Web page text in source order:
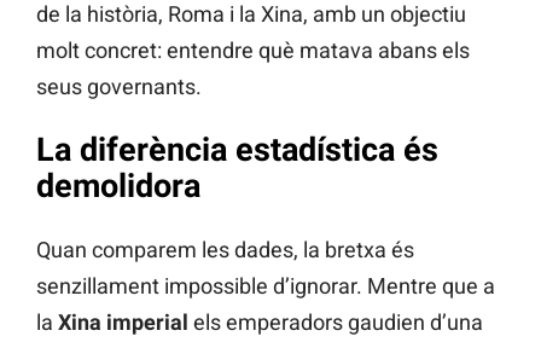
de la història, Roma i la Xina, amb un objectiu
molt concret: entendre què matava abans els
seus governants.
La diferència estadística és
demolidora
Quan comparem les dades, la bretxa és
senzillament impossible d’ignorar. Mentre que a
la Xina imperial els emperadors gaudien d’una